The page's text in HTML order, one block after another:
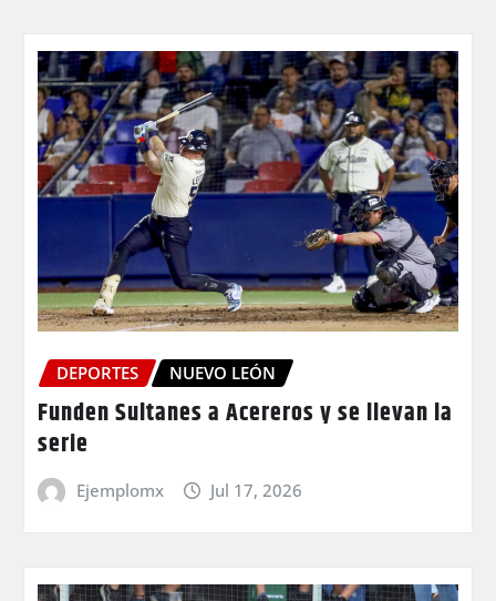
DEPORTES NUEVO LEÓN
Funden Sultanes a Acereros y se llevan la
serie
Ejemplomx Jul 17, 2026